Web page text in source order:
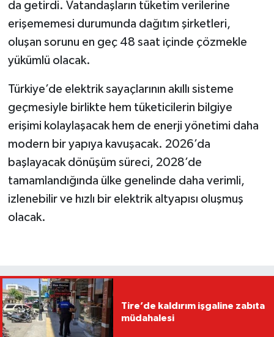
da getirdi. Vatandaşların tüketim verilerine
erişememesi durumunda dağıtım şirketleri,
oluşan sorunu en geç 48 saat içinde çözmekle
yükümlü olacak.
Türkiye’de elektrik sayaçlarının akıllı sisteme
geçmesiyle birlikte hem tüketicilerin bilgiye
erişimi kolaylaşacak hem de enerji yönetimi daha
modern bir yapıya kavuşacak. 2026’da
başlayacak dönüşüm süreci, 2028’de
tamamlandığında ülke genelinde daha verimli,
izlenebilir ve hızlı bir elektrik altyapısı oluşmuş
olacak.
Tire’de kaldırım işgaline zabıta
müdahalesi